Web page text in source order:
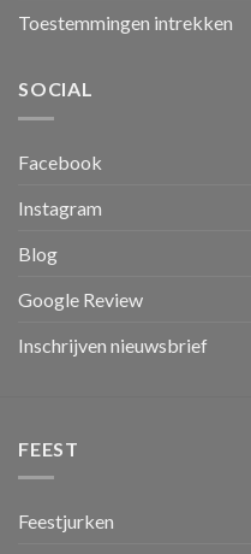
Toestemmingen intrekken
SOCIAL
Facebook
Instagram
Blog
Google Review
Inschrijven nieuwsbrief
FEEST
Feestjurken